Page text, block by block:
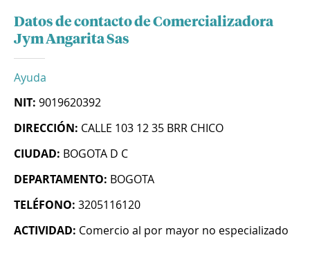
Datos de contacto de Comercializadora
Jym Angarita Sas
Ayuda
NIT: 9019620392
DIRECCIÓN: CALLE 103 12 35 BRR CHICO
CIUDAD: BOGOTA D C
DEPARTAMENTO: BOGOTA
TELÉFONO: 3205116120
ACTIVIDAD: Comercio al por mayor no especializado